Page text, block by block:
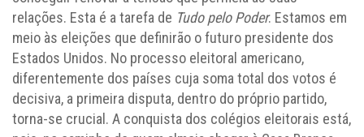
relações. Esta é a tarefa de Tudo pelo Poder. Estamos em
meio às eleições que definirão o futuro presidente dos
Estados Unidos. No processo eleitoral americano,
diferentemente dos países cuja soma total dos votos é
decisiva, a primeira disputa, dentro do próprio partido,
torna-se crucial. A conquista dos colégios eleitorais está,